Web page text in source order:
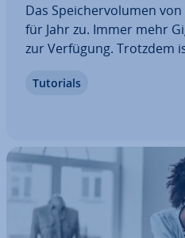
Das Spei­cher­vo­lu­men
für Jahr zu. Immer mehr
zur Verfügung. Trotzdem
Sie eine eigene Website
Tutorials